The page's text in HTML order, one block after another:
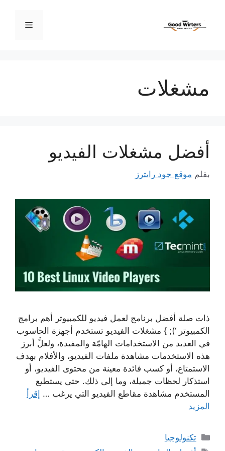
المحتوى
القائمة
مشغلات
أفضل مشغلات الفيديو
بقلم موقع جود رايترز
ذات صلة أفضل برنامج لعمل فيديو للكمبيوتر أهم برامج
الكمبيوتر ‘); } مشغلات الفيديو تستخدم أجهزة الحاسوب
في العديد من الاستخدامات الهامّة والمفيدة، ولعلَّ أبرز
هذه الاستخدمات مشاهدة ملفات الفيديو، والأفلام بهدف
الاستمتاع، أو كسب فائدة معينة من محتوى الفيديو، أو
استذكار لحظات جميلة، وما إلى ذلك. حتى يستطيع
المستخدم مشاهدة مقاطع الفيديو التي يرغب … إقرأ
المزيد
التصنيفات
تكنولوجيا